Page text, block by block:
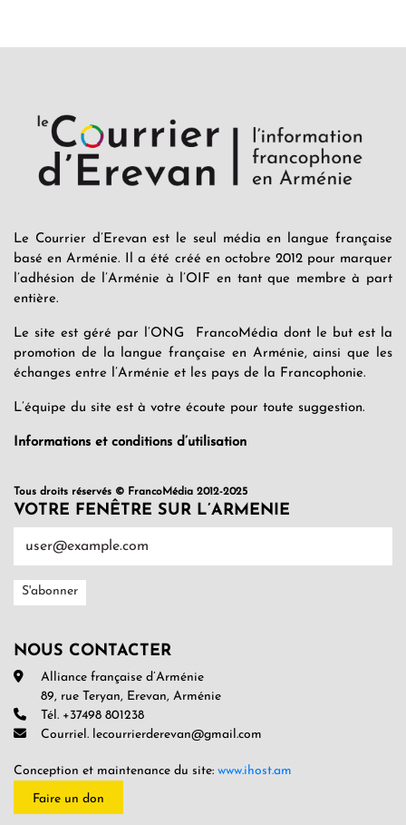
Le Courrier d’Erevan est le seul média en langue française
basé en Arménie. Il a été créé en octobre 2012 pour marquer
l’adhésion de l’Arménie à l’OIF en tant que membre à part
entière.
Le site est géré par l’ONG FrancoMédia dont le but est la
promotion de la langue française en Arménie, ainsi que les
échanges entre l’Arménie et les pays de la Francophonie.
L’équipe du site est à votre écoute pour toute suggestion.
Informations et conditions d’utilisation
Tous droits réservés © FrancoMédia 2012-2025
VOTRE FENÊTRE SUR L’ARMENIE
NOUS CONTACTER
Alliance française d’Arménie
89, rue Teryan, Erevan, Arménie
Tél. +37498 801238
Courriel. lecourrierderevan@gmail.com
Conception et maintenance du site: www.ihost.am
Faire un don